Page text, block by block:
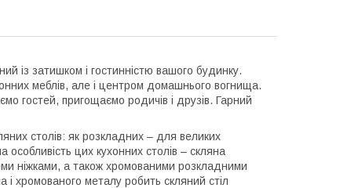
із затишком і гостинністю вашого будинку.
меблів, але і центром домашнього вогнища.
гостей, пригощаємо родичів і друзів. Гарний
столів: як розкладних – для великих
цих кухонних столів – скляна
ніжками, а також хромованими розкладними
хромованого металу робить скляний стіл